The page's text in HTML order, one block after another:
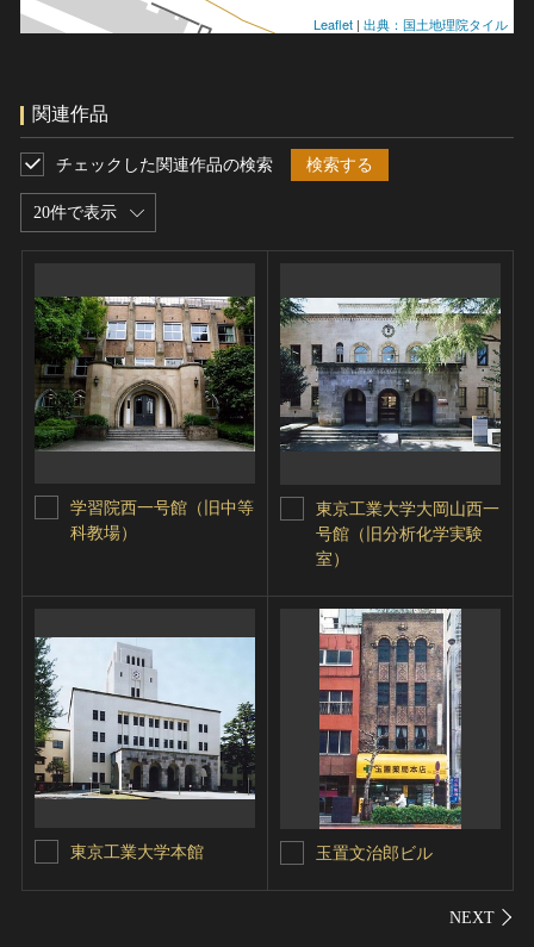
Leaflet | 出典：国土地理院タイル
関連作品
20件で表示
チェックした関連作品の検索 検索する
学習院西一号館（旧中等
科教場）
東京工業大学大岡山西一
号館（旧分析化学実験
室）
東京工業大学本館 玉置文治郎ビル
シェ